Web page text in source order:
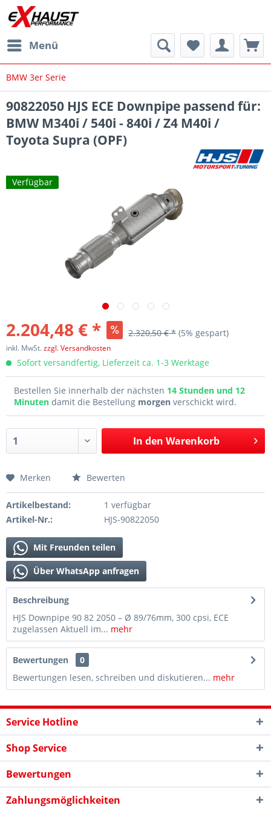
Menü
BMW 3er Serie
90822050 HJS ECE Downpipe passend für:
BMW M340i / 540i - 840i / Z4 M40i /
Toyota Supra (OPF)
Verfügbar
2.204,48 € * 2.320,50 € * (5% gespart)
inkl. MwSt.zzgl. Versandkosten
Sofort versandfertig, Lieferzeit ca. 1-3 Werktage
Bestellen Sie innerhalb der nächsten 14 Stunden und 12
Minuten damit die Bestellung morgen verschickt wird.
In den Warenkorb
Merken Bewerten
Artikelbestand:
1 verfügbar
Artikel-Nr.:
HJS-90822050
Mit Freunden teilen
Über WhatsApp anfragen
Beschreibung
HJS Downpipe 90 82 2050 – Ø 89/76mm, 300 cpsi, ECE
zugelassen Aktuell im... mehr
Bewertungen
0
Bewertungen lesen, schreiben und diskutieren... mehr
Service Hotline
Shop Service
Bewertungen
Zahlungsmöglichkeiten